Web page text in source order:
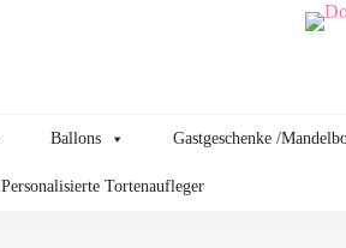
Ballons Gastgeschenke /
Personalisierte Tortenaufleger